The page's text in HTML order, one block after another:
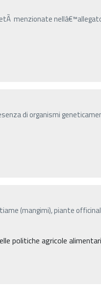
menzionate
di organismi
(mangimi), piante
politiche agricole